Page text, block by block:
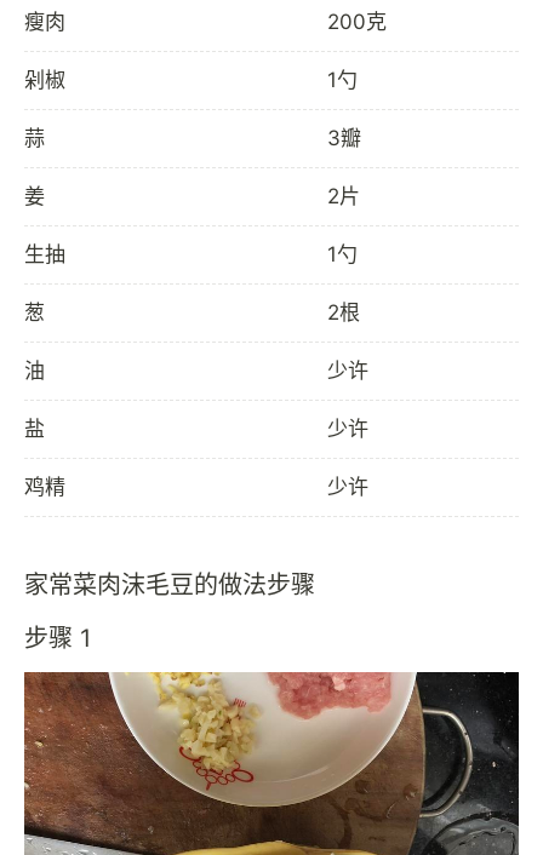
瘦肉 200克
剁椒 1勺
蒜 3瓣
姜 2片
生抽 1勺
葱 2根
油 少许
盐 少许
鸡精 少许
家常菜肉沫毛豆的做法步骤
步骤 1